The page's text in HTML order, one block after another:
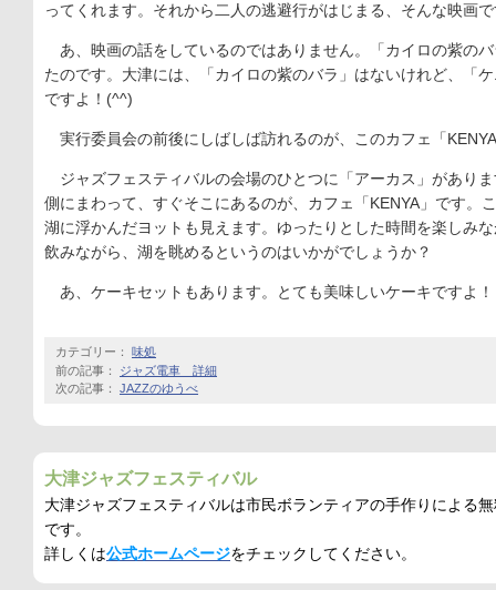
ってくれます。それから二人の逃避行がはじまる、そんな映画
あ、映画の話をしているのではありません。「カイロの紫の
たのです。大津には、「カイロの紫のバラ」はないけれど、「
ですよ！(^^)
実行委員会の前後にしばしば訪れるのが、このカフェ「
ジャズフェスティバルの会場のひとつに「アーカス」があり
側にまわって、すぐそこにあるのが、カフェ「KENYA」です。
湖に浮かんだヨットも見えます。ゆったりとした時間を楽しみ
飲みながら、湖を眺めるというのはいかがでしょうか？
あ、ケーキセットもあります。とても美味しいケーキですよ！
カテゴリー： 味処
前の記事： ジャズ電車 詳細
次の記事： JAZZのゆうべ
大津ジャズフェスティバル
大津ジャズフェスティバルは市民ボランティアの手作りによる
です。
詳しくは公式ホームページをチェックしてください。